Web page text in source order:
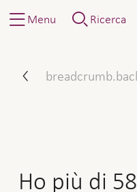
Menu Ricerca
Ho più di